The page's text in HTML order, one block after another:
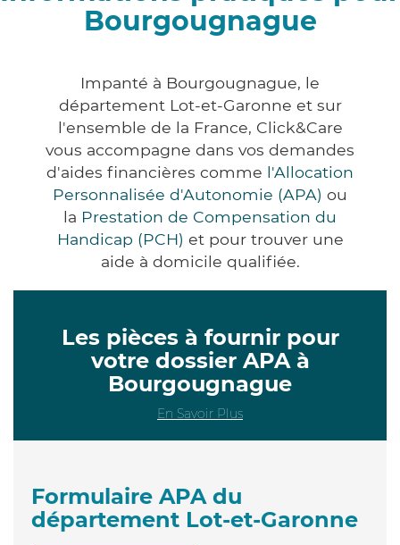
Bourgougnague
Impanté à Bourgougnague, le
département Lot-et-Garonne et sur
l'ensemble de la France, Click&Care
vous accompagne dans vos demandes
d'aides financières comme l'Allocation
Personnalisée d'Autonomie (APA) ou
la Prestation de Compensation du
Handicap (PCH) et pour trouver une
aide à domicile qualifiée.
Les pièces à fournir pour
votre dossier APA à
Bourgougnague
En Savoir Plus
Formulaire APA du
département Lot-et-Garonne